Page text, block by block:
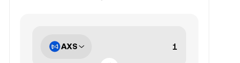
AXS